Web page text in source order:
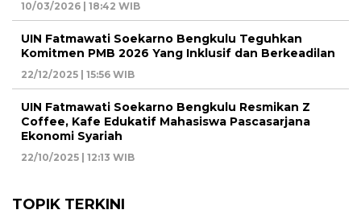
10/03/2026 | 18:42 WIB
UIN Fatmawati Soekarno Bengkulu Teguhkan
Komitmen PMB 2026 Yang Inklusif dan Berkeadilan
22/12/2025 | 15:56 WIB
UIN Fatmawati Soekarno Bengkulu Resmikan Z
Coffee, Kafe Edukatif Mahasiswa Pascasarjana
Ekonomi Syariah
22/10/2025 | 12:13 WIB
TOPIK TERKINI